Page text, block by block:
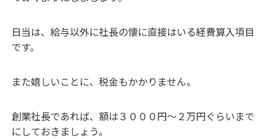
日当は、給与以外に社長の懐に直接はいる経費算入項目
です。
また嬉しいことに、税金もかかりません。
創業社長であれば、額は３０００円〜２万円ぐらいまで
にしておきましょう。